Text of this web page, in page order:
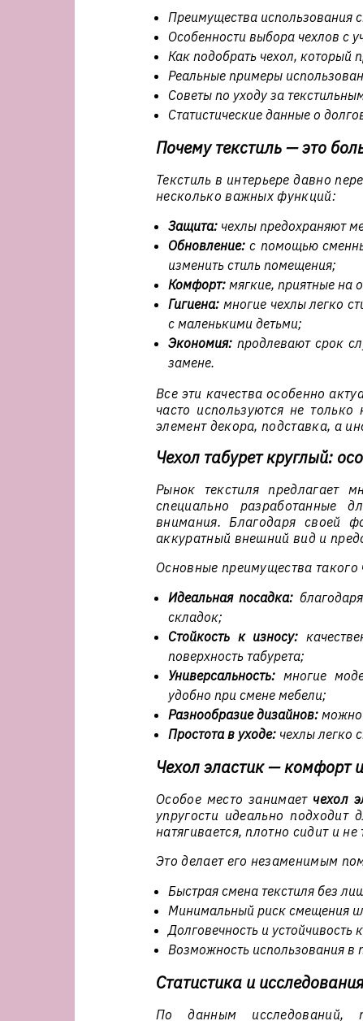
Преимущества использования
Особенности выбора чехлов с
Как подобрать чехол, который
Реальные примеры
Советы по уходу за
Статистические данные о
Почему текстиль — это
Текстиль в интерьере давно
несколько важных функций:
Защита: чехлы предохраняют
Обновление: с помощью
изменить стиль помещения;
Комфорт: мягкие, приятные на
Гигиена: многие чехлы легко
с маленькими детьми;
Экономия: продлевают срок
замене.
Все эти качества особенно
часто используются не
элемент декора, подставка, а
Чехол табурет круглый:
Рынок текстиля предлагает
специально разработанные
внимания. Благодаря своей
аккуратный внешний вид и
Основные преимущества такого
Идеальная посадка:
складок;
Стойкость к износу:
поверхность табурета;
Универсальность: многие
удобно при смене мебели;
Разнообразие дизайнов: можно
Простота в уходе: чехлы легко
Чехол эластик — комфорт
Особое место занимает чехол
упругости идеально
натягивается, плотно сидит и
Это делает его незаменимым
Быстрая смена текстиля без
Минимальный риск смещения
Долговечность и
Возможность использования
Статистика и
По данным исследований,